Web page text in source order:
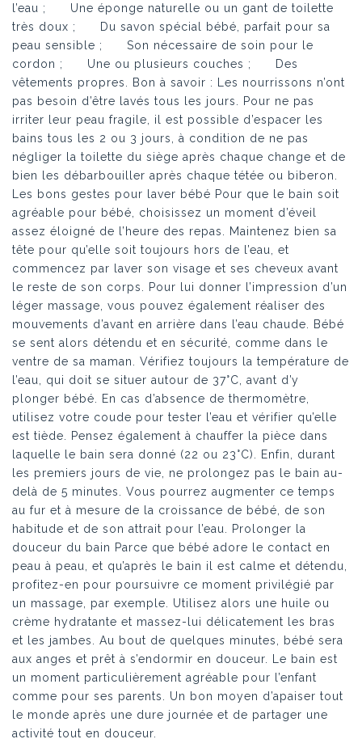
l’eau ; Une éponge naturelle ou un gant de toilette
très doux ; Du savon spécial bébé, parfait pour sa
peau sensible ; Son nécessaire de soin pour le
cordon ; Une ou plusieurs couches ; Des
vêtements propres. Bon à savoir : Les nourrissons n’ont
pas besoin d’être lavés tous les jours. Pour ne pas
irriter leur peau fragile, il est possible d’espacer les
bains tous les 2 ou 3 jours, à condition de ne pas
négliger la toilette du siège après chaque change et de
bien les débarbouiller après chaque tétée ou biberon.
Les bons gestes pour laver bébé Pour que le bain soit
agréable pour bébé, choisissez un moment d’éveil
assez éloigné de l’heure des repas. Maintenez bien sa
tête pour qu’elle soit toujours hors de l’eau, et
commencez par laver son visage et ses cheveux avant
le reste de son corps. Pour lui donner l’impression d’un
léger massage, vous pouvez également réaliser des
mouvements d’avant en arrière dans l’eau chaude. Bébé
se sent alors détendu et en sécurité, comme dans le
ventre de sa maman. Vérifiez toujours la température de
l’eau, qui doit se situer autour de 37°C, avant d’y
plonger bébé. En cas d’absence de thermomètre,
utilisez votre coude pour tester l’eau et vérifier qu’elle
est tiède. Pensez également à chauffer la pièce dans
laquelle le bain sera donné (22 ou 23°C). Enfin, durant
les premiers jours de vie, ne prolongez pas le bain au-
delà de 5 minutes. Vous pourrez augmenter ce temps
au fur et à mesure de la croissance de bébé, de son
habitude et de son attrait pour l’eau. Prolonger la
douceur du bain Parce que bébé adore le contact en
peau à peau, et qu’après le bain il est calme et détendu,
profitez-en pour poursuivre ce moment privilégié par
un massage, par exemple. Utilisez alors une huile ou
crème hydratante et massez-lui délicatement les bras
et les jambes. Au bout de quelques minutes, bébé sera
aux anges et prêt à s’endormir en douceur. Le bain est
un moment particulièrement agréable pour l’enfant
comme pour ses parents. Un bon moyen d’apaiser tout
le monde après une dure journée et de partager une
activité tout en douceur.